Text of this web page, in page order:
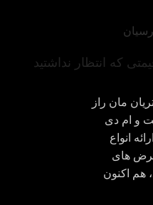
که انتظار نداشتید
مان راز
و ام دی
انواع
های
هم اکنون